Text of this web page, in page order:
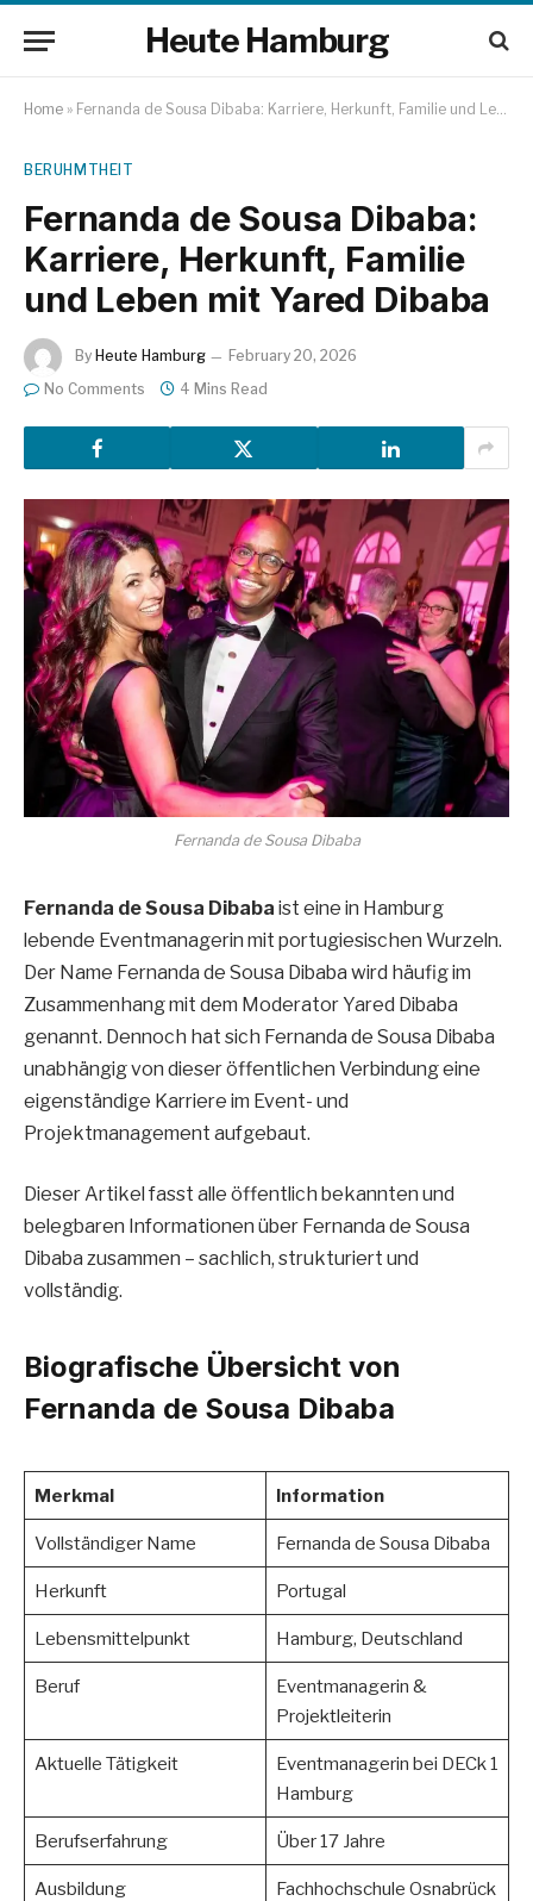
Heute Hamburg
Home » Fernanda de Sousa Dibaba: Karriere, Herkunft, Familie und Leben mit Yared Dibaba
BERUHMTHEIT
Fernanda de Sousa Dibaba:
Karriere, Herkunft, Familie
und Leben mit Yared Dibaba
By Heute Hamburg
February 20, 2026
No Comments
4 Mins Read
Fernanda de Sousa Dibaba
Fernanda de Sousa Dibaba ist eine in Hamburg
lebende Eventmanagerin mit portugiesischen Wurzeln.
Der Name Fernanda de Sousa Dibaba wird häufig im
Zusammenhang mit dem Moderator Yared Dibaba
genannt. Dennoch hat sich Fernanda de Sousa Dibaba
unabhängig von dieser öffentlichen Verbindung eine
eigenständige Karriere im Event- und
Projektmanagement aufgebaut.
Dieser Artikel fasst alle öffentlich bekannten und
belegbaren Informationen über Fernanda de Sousa
Dibaba zusammen – sachlich, strukturiert und
vollständig.
Biografische Übersicht von
Fernanda de Sousa Dibaba
Merkmal Information
Vollständiger Name Fernanda de Sousa Dibaba
Herkunft Portugal
Lebensmittelpunkt Hamburg, Deutschland
Beruf
Eventmanagerin &
Projektleiterin
Aktuelle Tätigkeit
Eventmanagerin bei DECk 1
Hamburg
Berufserfahrung Über 17 Jahre
Ausbildung Fachhochschule Osnabrück